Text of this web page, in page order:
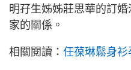
明孖生姊姊莊思華的訂
家的關係。
相關閱讀： 任葆琳鬆身